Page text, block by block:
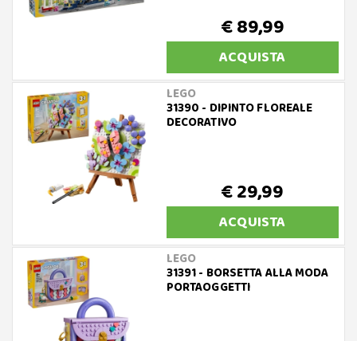
€ 89,99
ACQUISTA
LEGO
31390 - DIPINTO FLOREALE
DECORATIVO
€ 29,99
ACQUISTA
LEGO
31391 - BORSETTA ALLA MODA
PORTAOGGETTI